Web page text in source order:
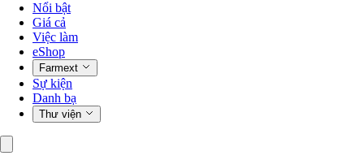
Nổi bật
Giá cả
Việc làm
eShop
Farmext
Sự kiện
Danh bạ
Thư viện